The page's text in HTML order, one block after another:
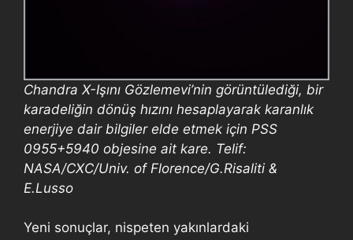
Chandra X-Işını Gözlemevi’nin görüntülediği, bir
karadeliğin dönüş hızını hesaplayarak karanlık
enerjiye dair bilgiler elde etmek için PSS
0955+5940 objesine ait kare. Telif:
NASA/CXC/Univ. of Florence/G.Risaliti &
E.Lusso
Yeni sonuçlar, nispeten yakınlardaki